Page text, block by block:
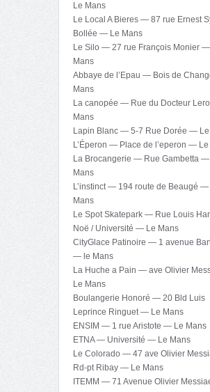
Le Mans
Le Local A Bieres — 87 rue Ernest
Bollée — Le Mans
Le Silo — 27 rue François Monier
Mans
Abbaye de l’Epau — Bois de
Mans
La canopée — Rue du Docteur
Mans
Lapin Blanc — 5-7 Rue Dorée —
L’Éperon — Place de l’eperon —
La Brocangerie — Rue Gambetta —
Mans
L’instinct — 194 route de Beaugé —
Mans
Le Spot Skatepark — Rue Louis
Noë / Université — Le Mans
CityGlace Patinoire — 1 avenue
— le Mans
La Huche a Pain — ave Olivier
Le Mans
Boulangerie Honoré — 20 Bld Luis
Leprince Ringuet — Le Mans
ENSIM — 1 rue Aristote — Le Mans
ETNA — Université — Le Mans
Le Colorado — 47 ave Olivier
Rd-pt Ribay — Le Mans
ITEMM — 71 Avenue Olivier